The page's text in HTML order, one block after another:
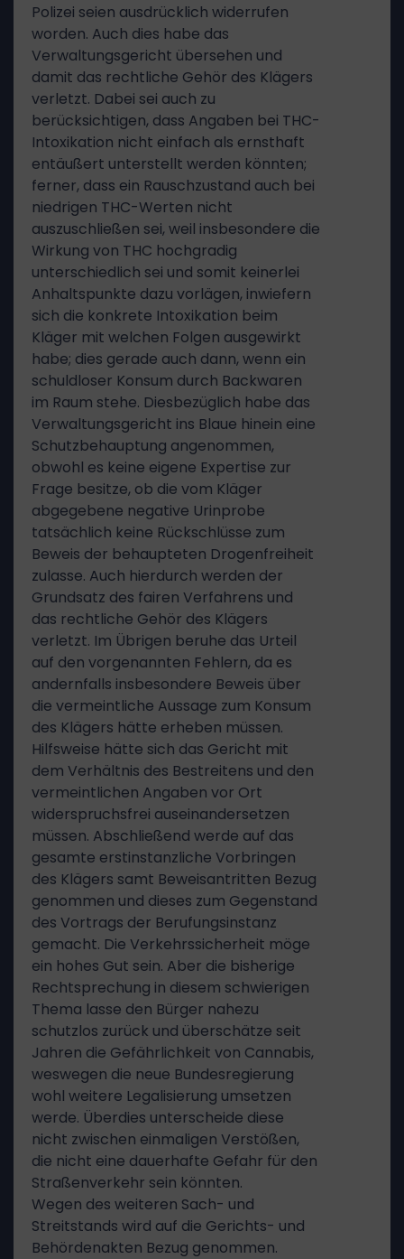
Polizei seien ausdrücklich widerrufen
worden. Auch dies habe das
Verwaltungsgericht übersehen und
damit das rechtliche Gehör des Klägers
verletzt. Dabei sei auch zu
berücksichtigen, dass Angaben bei THC-
Intoxikation nicht einfach als ernsthaft
entäußert unterstellt werden könnten;
ferner, dass ein Rauschzustand auch bei
niedrigen THC-Werten nicht
auszuschließen sei, weil insbesondere die
Wirkung von THC hochgradig
unterschiedlich sei und somit keinerlei
Anhaltspunkte dazu vorlägen, inwiefern
sich die konkrete Intoxikation beim
Kläger mit welchen Folgen ausgewirkt
habe; dies gerade auch dann, wenn ein
schuldloser Konsum durch Backwaren
im Raum stehe. Diesbezüglich habe das
Verwaltungsgericht ins Blaue hinein eine
Schutzbehauptung angenommen,
obwohl es keine eigene Expertise zur
Frage besitze, ob die vom Kläger
abgegebene negative Urinprobe
tatsächlich keine Rückschlüsse zum
Beweis der behaupteten Drogenfreiheit
zulasse. Auch hierdurch werden der
Grundsatz des fairen Verfahrens und
das rechtliche Gehör des Klägers
verletzt. Im Übrigen beruhe das Urteil
auf den vorgenannten Fehlern, da es
andernfalls insbesondere Beweis über
die vermeintliche Aussage zum Konsum
des Klägers hätte erheben müssen.
Hilfsweise hätte sich das Gericht mit
dem Verhältnis des Bestreitens und den
vermeintlichen Angaben vor Ort
widerspruchsfrei auseinandersetzen
müssen. Abschließend werde auf das
gesamte erstinstanzliche Vorbringen
des Klägers samt Beweisantritten Bezug
genommen und dieses zum Gegenstand
des Vortrags der Berufungsinstanz
gemacht. Die Verkehrssicherheit möge
ein hohes Gut sein. Aber die bisherige
Rechtsprechung in diesem schwierigen
Thema lasse den Bürger nahezu
schutzlos zurück und überschätze seit
Jahren die Gefährlichkeit von Cannabis,
weswegen die neue Bundesregierung
wohl weitere Legalisierung umsetzen
werde. Überdies unterscheide diese
nicht zwischen einmaligen Verstößen,
die nicht eine dauerhafte Gefahr für den
Straßenverkehr sein könnten.
Wegen des weiteren Sach- und
Streitstands wird auf die Gerichts- und
Behördenakten Bezug genommen.